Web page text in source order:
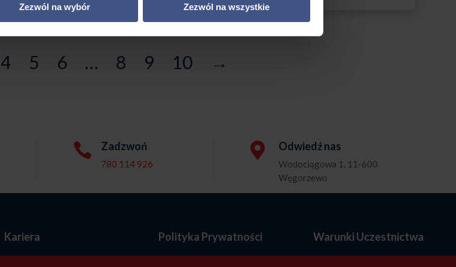
Zezwól na wybór Zezwól na wszystkie
2295,00 zł
4 5 6 … 8 9 10 →
 Zadzwoń
780 114 926
 Odwiedź nas
Wodociągowa 1, 11-600
Węgorzewo
Kariera Polityka Prywatności Warunki Uczestnictwa